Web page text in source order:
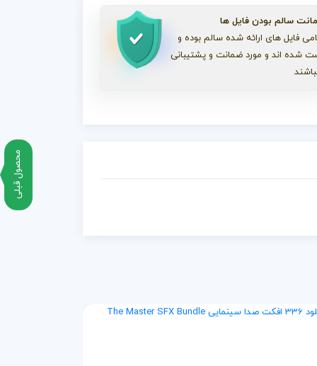
محصول قبلی
سالم بودن فایل ها
فایل های ارائه شده سالم بوده و
شده اند و مورد ضمانت و پشتیبانی